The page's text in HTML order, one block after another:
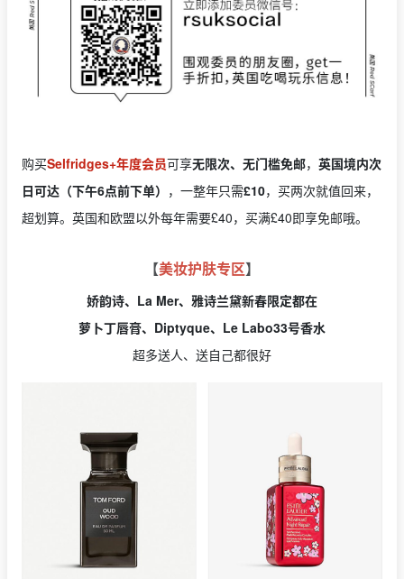
购买Selfridges+年度会员可享无限次、无门槛免邮， 英国境内次
日可达（下午6点前下单） ，一整年只需£10，买两次就值回来，
超划算。英国和欧盟以外每年需要£40，买满£40即享免邮哦。
【美妆护肤专区】
娇韵诗、La Mer、雅诗兰黛新春限定都在
萝卜丁唇膏、Diptyque、Le Labo33号香水
超多送人、送自己都很好